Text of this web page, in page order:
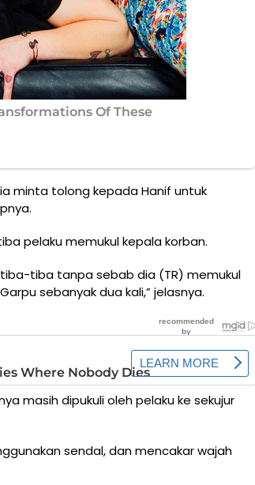
minta tolong kepada Hanif untuk
pelaku memukul kepala korban.
tiba-tiba tanpa sebab dia (TR) memukul
sebanyak dua kali,” jelasnya.
masih dipukuli oleh pelaku ke sekujur
sendal, dan mencakar wajah